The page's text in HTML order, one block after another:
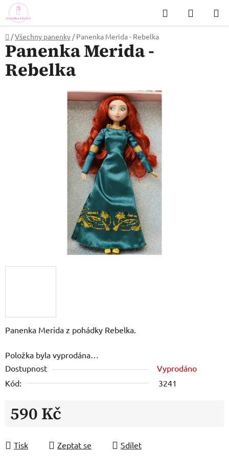
Přejít
na
obsah
Hledat
KOŠÍK
Domů
/Všechny panenky / Panenka Merida - Rebelka
Panenka Merida z pohádky Rebelka.
Položka byla vyprodána…
Dostupnost
Vyprodáno
Kód:
3241
590 Kč
Tisk
Zeptat se Sdílet
Panenka Merida -
Rebelka